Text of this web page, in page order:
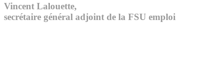
Vincent Lalouette,
secrétaire général adjoint de la FSU emploi